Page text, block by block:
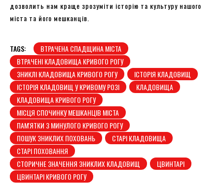
дозволить нам краще зрозуміти історію та культуру нашого
міста та його мешканців.
TAGS:
ВТРАЧЕНА СПАДЩИНА МІСТА
ВТРАЧЕНІ КЛАДОВИЩА КРИВОГО РОГУ
ЗНИКЛІ КЛАДОВИЩА КРИВОГО РОГУ
ІСТОРІЯ КЛАДОВИЩ
ІСТОРІЯ КЛАДОВИЩ У КРИВОМУ РОЗІ
КЛАДОВИЩА
КЛАДОВИЩА КРИВОГО РОГУ
МІСЦЯ СПОЧИНКУ МЕШКАНЦІВ МІСТА
ПАМ'ЯТКИ З МИНУЛОГО КРИВОГО РОГУ
ПОШУК ЗНИКЛИХ ПОХОВАНЬ
СТАРІ КЛАДОВИЩА
СТАРІ ПОХОВАННЯ
СТОРИЧНЕ ЗНАЧЕННЯ ЗНИКЛИХ КЛАДОВИЩ
ЦВИНТАРІ
ЦВИНТАРІ КРИВОГО РОГУ